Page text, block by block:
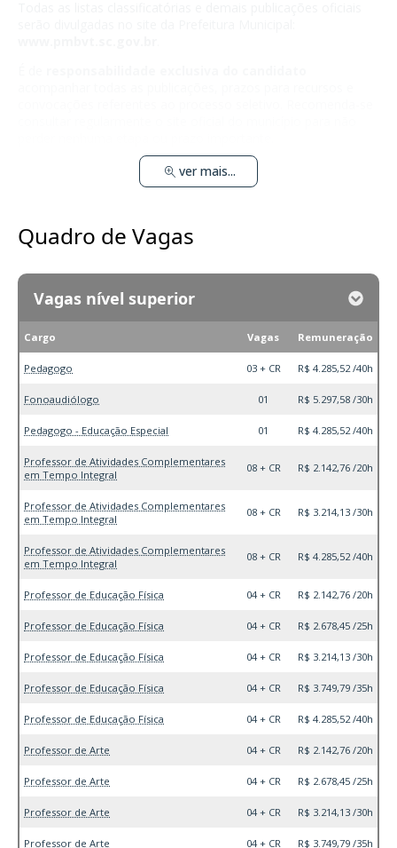
ver mais...
Quadro de Vagas
Vagas nível superior
Cargo Vagas Remuneração
Pedagogo 03 + CR R$ 4.285,52 /40h
Fonoaudiólogo 01 R$ 5.297,58 /30h
Pedagogo - Educação Especial 01 R$ 4.285,52 /40h
Professor de Atividades Complementares
em Tempo Integral
08 + CR R$ 2.142,76 /20h
Professor de Atividades Complementares
em Tempo Integral
08 + CR R$ 3.214,13 /30h
Professor de Atividades Complementares
em Tempo Integral
08 + CR R$ 4.285,52 /40h
Professor de Educação Física 04 + CR R$ 2.142,76 /20h
Professor de Educação Física 04 + CR R$ 2.678,45 /25h
Professor de Educação Física 04 + CR R$ 3.214,13 /30h
Professor de Educação Física 04 + CR R$ 3.749,79 /35h
Professor de Educação Física 04 + CR R$ 4.285,52 /40h
Professor de Arte 04 + CR R$ 2.142,76 /20h
Professor de Arte 04 + CR R$ 2.678,45 /25h
Professor de Arte 04 + CR R$ 3.214,13 /30h
Professor de Arte 04 + CR R$ 3.749,79 /35h